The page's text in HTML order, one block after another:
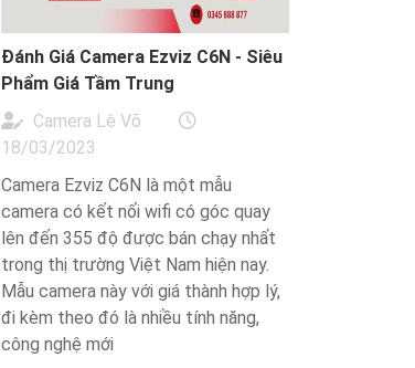
Đánh Giá Camera Ezviz C6N - Siêu
Phẩm Giá Tầm Trung
Camera Lê Võ
18/03/2023
Camera Ezviz C6N là một mẫu
camera có kết nối wifi có góc quay
lên đến 355 độ được bán chạy nhất
trong thị trường Việt Nam hiện nay.
Mẫu camera này với giá thành hợp lý,
đi kèm theo đó là nhiều tính năng,
công nghệ mới